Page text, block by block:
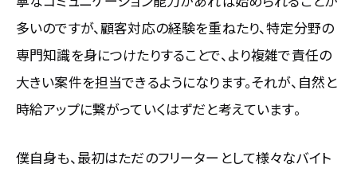
多いのですが、顧客対応の経験を重ねたり、特定分野の
専門知識を身につけたりすることで、より複雑で責任の
大きい案件を担当できるようになります。それが、自然と
時給アップに繋がっていくはずだと考えています。
僕自身も、最初はただのフリーターとして様々なバイト